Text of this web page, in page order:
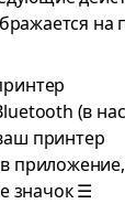
на
(в
принтер
значок ☰